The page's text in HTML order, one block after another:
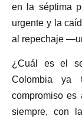
en la séptima
urgente y la
al repechaje
¿Cuál es el
Colombia ya
compromiso es
siempre, con